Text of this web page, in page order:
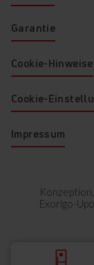
Exorigo-
Garantie
Cookie-Hinweise
Cookie-
Impressum